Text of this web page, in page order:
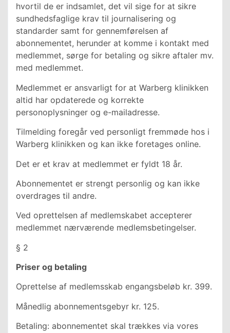
hvortil de er indsamlet, det vil sige for at sikre
sundhedsfaglige krav til journalisering og
standarder samt for gennemførelsen af
abonnementet, herunder at komme i kontakt med
medlemmet, sørge for betaling og sikre aftaler mv.
med medlemmet.
Medlemmet er ansvarligt for at Warberg klinikken
altid har opdaterede og korrekte
personoplysninger og e-mailadresse.
Tilmelding foregår ved personligt fremmøde hos i
Warberg klinikken og kan ikke foretages online.
Det er et krav at medlemmet er fyldt 18 år.
Abonnementet er strengt personlig og kan ikke
overdrages til andre.
Ved oprettelsen af medlemskabet accepterer
medlemmet nærværende medlemsbetingelser.
§ 2
Priser og betaling
Oprettelse af medlemsskab engangsbeløb kr. 399.
Månedlig abonnementsgebyr kr. 125.
Betaling: abonnementet skal trækkes via vores